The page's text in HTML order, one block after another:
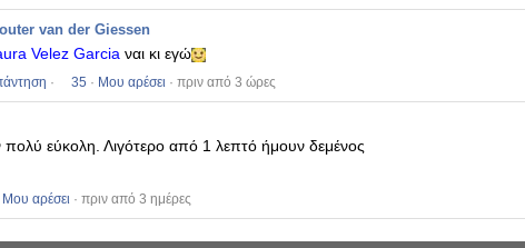
van der Giessen
Velez Garcia ναι κι εγώ
· 35 · Μου αρέσει · πριν από 3 ώρες
πολύ εύκολη. Λιγότερο από 1 λεπτό ήμουν δεμένος
Μου αρέσει · πριν από 3 ημέρες